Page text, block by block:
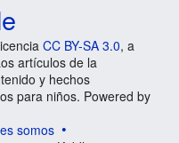
CC BY-SA 3.0, a
artículos de la
y hechos
para niños. Powered by
somos